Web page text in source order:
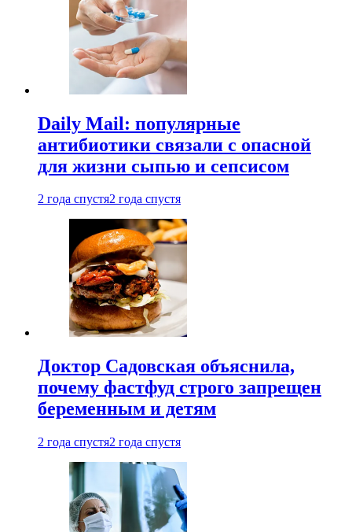
Daily Mail: популярные
антибиотики связали с опасной
для жизни сыпью и сепсисом
2 года спустя2 года спустя
Доктор Садовская объяснила,
почему фастфуд строго запрещен
беременным и детям
2 года спустя2 года спустя